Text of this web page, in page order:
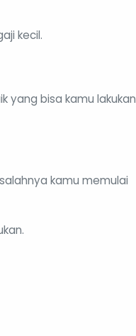
kecil.
yang bisa kamu lakukan
kamu memulai